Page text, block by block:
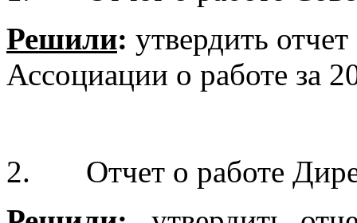
Решили: утвердить
Ассоциации о работе за
2. Отчет о работе